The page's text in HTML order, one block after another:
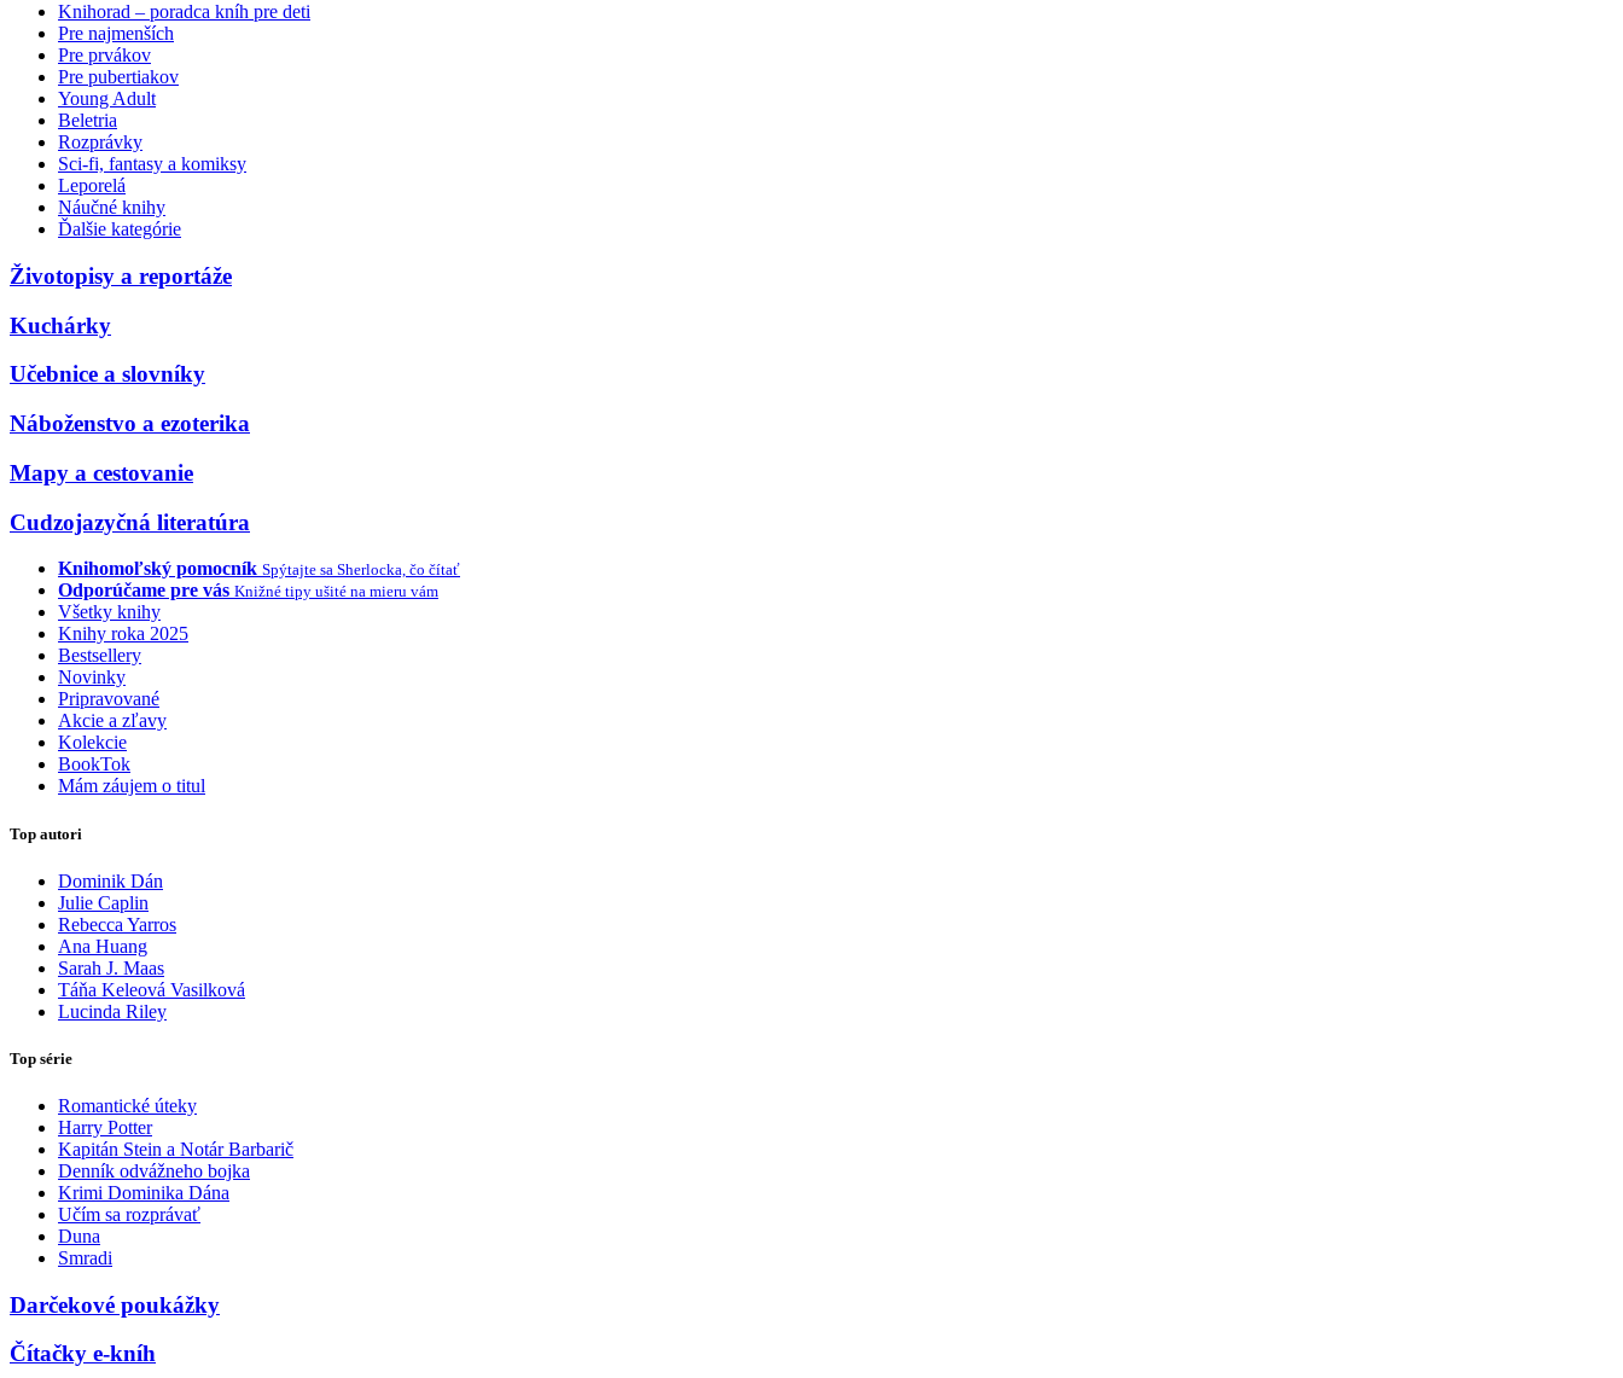
Knihorad – poradca kníh pre deti
Pre najmenších
Pre prvákov
Pre pubertiakov
Young Adult
Beletria
Rozprávky
Sci-fi, fantasy a komiksy
Leporelá
Náučné knihy
Ďalšie kategórie
Životopisy a reportáže
Kuchárky
Učebnice a slovníky
Náboženstvo a ezoterika
Mapy a cestovanie
Cudzojazyčná literatúra
Knihomoľský pomocník Spýtajte sa Sherlocka, čo čítať
Odporúčame pre vás Knižné tipy ušité na mieru vám
Všetky knihy
Knihy roka 2025
Bestsellery
Novinky
Pripravované
Akcie a zľavy
Kolekcie
BookTok
Mám záujem o titul
Top autori
Dominik Dán
Julie Caplin
Rebecca Yarros
Ana Huang
Sarah J. Maas
Táňa Keleová Vasilková
Lucinda Riley
Top série
Romantické úteky
Harry Potter
Kapitán Stein a Notár Barbarič
Denník odvážneho bojka
Krimi Dominika Dána
Učím sa rozprávať
Duna
Smradi
Darčekové poukážky
Čítačky e-kníh